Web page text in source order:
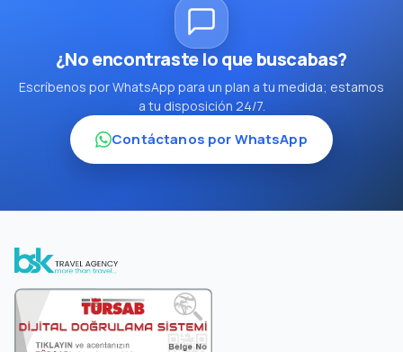
¿No encontraste lo que buscabas?
Escríbenos por WhatsApp para un plan a tu medida; estamos
a tu disposición 24/7.
Contáctanos por WhatsApp